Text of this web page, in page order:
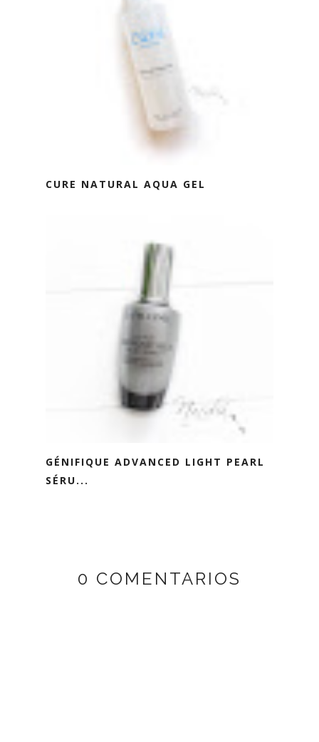
CURE NATURAL AQUA GEL
GÉNIFIQUE ADVANCED LIGHT PEARL
SÉRU...
0 COMENTARIOS